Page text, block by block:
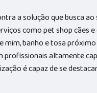
a solução que busca
como pet shop cães
mim, banho e tosa
profissionais altamente
é capaz de se